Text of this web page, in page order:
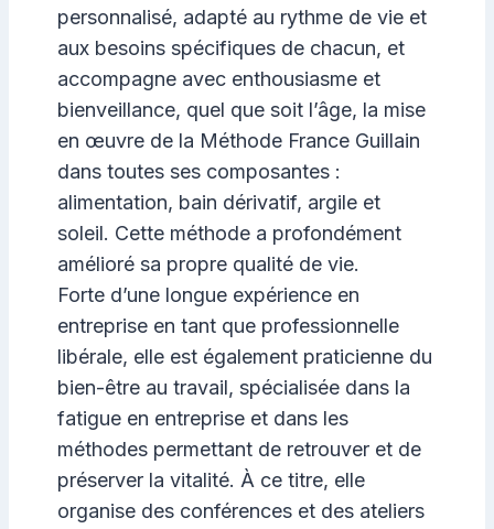
personnalisé, adapté au rythme de vie et
aux besoins spécifiques de chacun, et
accompagne avec enthousiasme et
bienveillance, quel que soit l’âge, la mise
en œuvre de la Méthode France Guillain
dans toutes ses composantes :
alimentation, bain dérivatif, argile et
soleil. Cette méthode a profondément
amélioré sa propre qualité de vie.
Forte d’une longue expérience en
entreprise en tant que professionnelle
libérale, elle est également praticienne du
bien-être au travail, spécialisée dans la
fatigue en entreprise et dans les
méthodes permettant de retrouver et de
préserver la vitalité. À ce titre, elle
organise des conférences et des ateliers